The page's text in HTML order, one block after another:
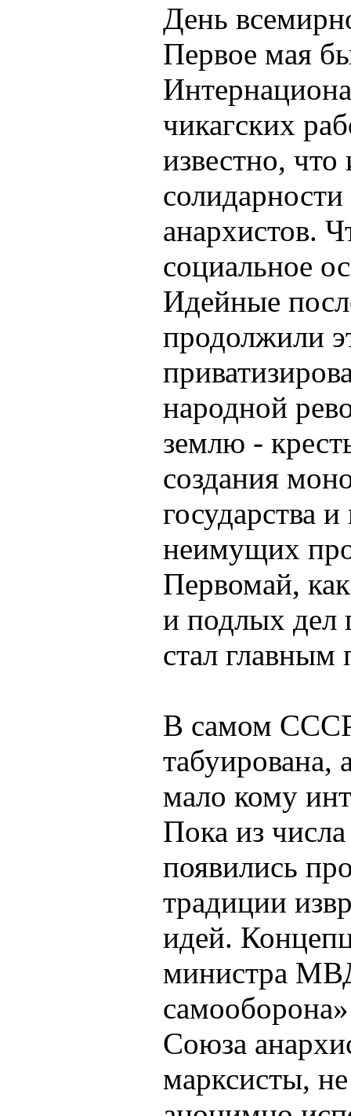
День
Первое мая
чикагских
известно,
анархистов.
социальное
Идейные
продолжили
народной
землю -
создания
государства
неимущих
Первомай,
и подлых дел
стал
В самом СССР
табуирована,
мало кому
Пока из
появились
традиции
идей.
министра
Союза
марксисты,